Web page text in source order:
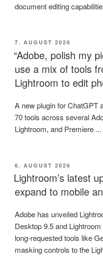
document editing
VERÖFFENTLICHT
AM
7. AUGUST 2026
“Adobe, polish my
use a mix of tools
Lightroom to edit
A new plugin for ChatGPT
70 tools across several
Lightroom, and Premiere ...
VERÖFFENTLICHT
AM
6. AUGUST 2026
Lightroom’s latest
expand to mobile
Adobe has unveiled
Desktop 9.5 and
long‑requested tools like
masking controls to the